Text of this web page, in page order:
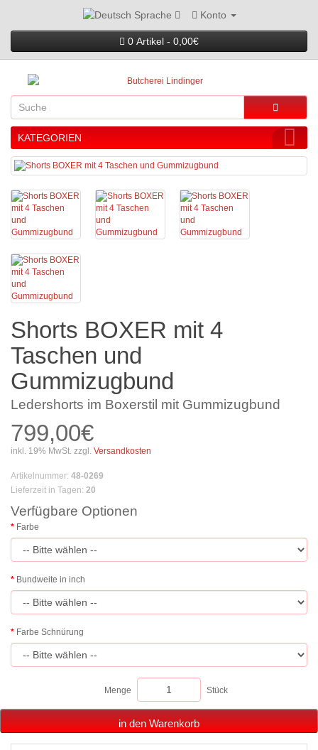
Sprache Konto
0 Artikel - 0,00€
KATEGORIEN
Shorts BOXER mit 4
Taschen und
Gummizugbund
Ledershorts im Boxerstil mit Gummizugbund
799,00€
inkl. 19% MwSt. zzgl. Versandkosten
Artikelnummer: 48-0269
Lieferzeit in Tagen: 20
Verfügbare Optionen
Farbe
Bundweite in inch
Farbe Schnürung
Menge Stück
in den Warenkorb